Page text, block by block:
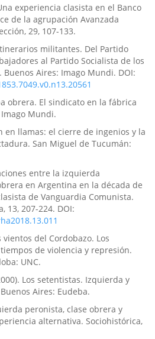
experiencia clasista en el Banco
de la agrupación Avanzada
29, 107-133.
militantes. Del Partido
al Partido Socialista de los
Buenos Aires: Imago Mundi. DOI:
obrera. El sindicato en la fábrica
Mundi.
en llamas: el cierre de ingenios y la
San Miguel de Tucumán:
entre la izquierda
en Argentina en la década de
de Vanguardia Comunista.
13, 207-224. DOI:
vientos del Cordobazo. Los
de violencia y represión.
UNC.
Los setentistas. Izquierda y
Aires: Eudeba.
peronista, clase obrera y
alternativa. Sociohistórica,